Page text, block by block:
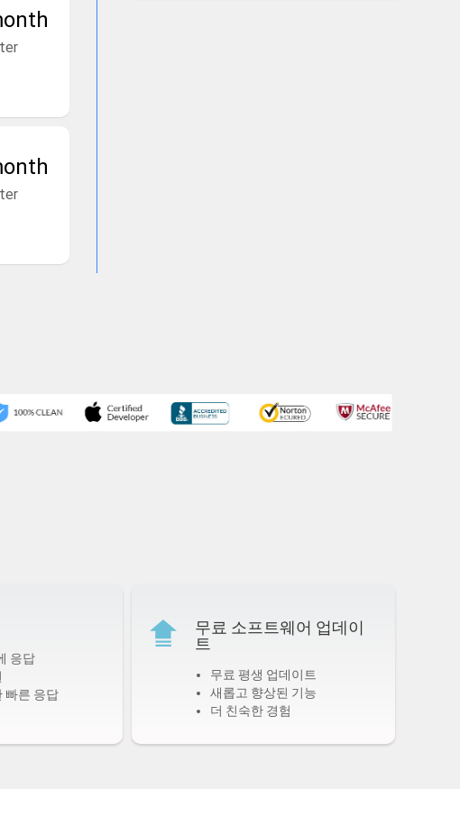
응답
빠른 응답
무료 소프트웨어 업데이
트
무료 평생 업데이트
새롭고 향상된 기능
더 친숙한 경험